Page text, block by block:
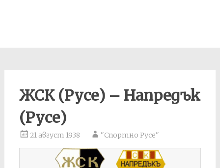
ЖСК (Русе) – Напредък
(Русе)
21 август 1938 "Спортно Русе"